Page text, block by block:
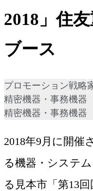
2018」住
ブース
プロモーション戦略
精密機器・事務機器
精密機器・事務機器
2018年9月に開催
る機器・システ
る見本市「第13